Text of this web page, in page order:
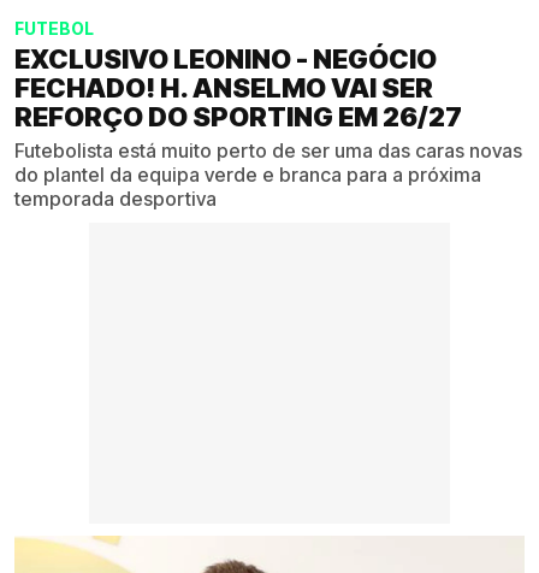
FUTEBOL
EXCLUSIVO LEONINO - NEGÓCIO
FECHADO! H. ANSELMO VAI SER
REFORÇO DO SPORTING EM 26/27
Futebolista está muito perto de ser uma das caras novas
do plantel da equipa verde e branca para a próxima
temporada desportiva